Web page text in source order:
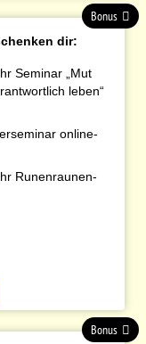
dir:
Seminar „Mut
leben“
online-
Runenraunen-
Bonus
Bonus